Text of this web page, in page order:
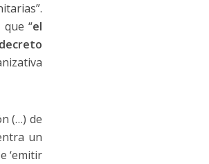
“el
(…) de
un
‘emitir